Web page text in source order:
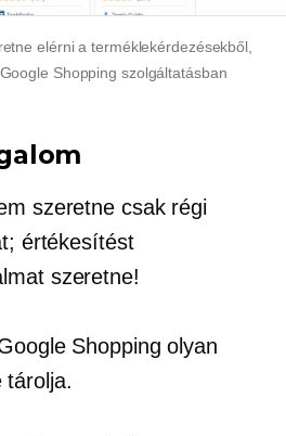
elérni a terméklekérdezésekből,
Shopping szolgáltatásban
szeretne csak régi
értékesítést
szeretne!
Shopping olyan
tárolja.